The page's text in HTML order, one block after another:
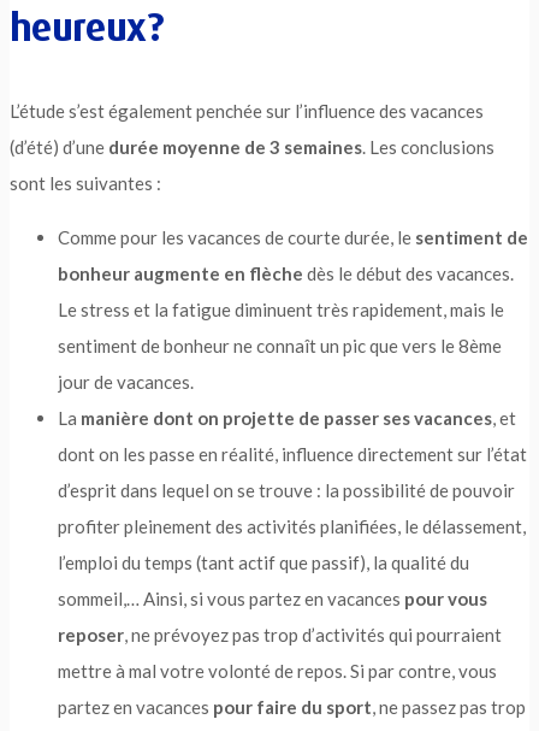
heureux?
L’étude s’est également penchée sur l’influence des vacances
(d’été) d’une durée moyenne de 3 semaines. Les conclusions
sont les suivantes :
Comme pour les vacances de courte durée, le sentiment de
bonheur augmente en flèche dès le début des vacances.
Le stress et la fatigue diminuent très rapidement, mais le
sentiment de bonheur ne connaît un pic que vers le 8ème
jour de vacances.
La manière dont on projette de passer ses vacances, et
dont on les passe en réalité, influence directement sur l’état
d’esprit dans lequel on se trouve : la possibilité de pouvoir
profiter pleinement des activités planifiées, le délassement,
l’emploi du temps (tant actif que passif), la qualité du
sommeil,… Ainsi, si vous partez en vacances pour vous
reposer, ne prévoyez pas trop d’activités qui pourraient
mettre à mal votre volonté de repos. Si par contre, vous
partez en vacances pour faire du sport, ne passez pas trop